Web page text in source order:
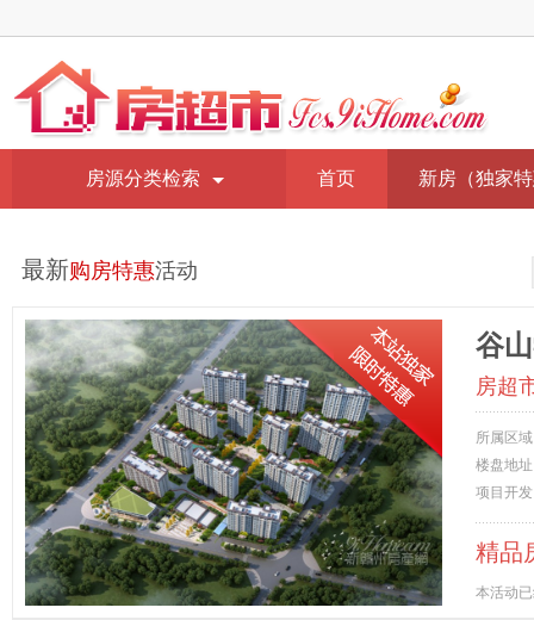
房源分类检索 首页 新房（独家
最新购房特惠活动
谷
房超
所属区
楼盘地
项目开
精品
本活动